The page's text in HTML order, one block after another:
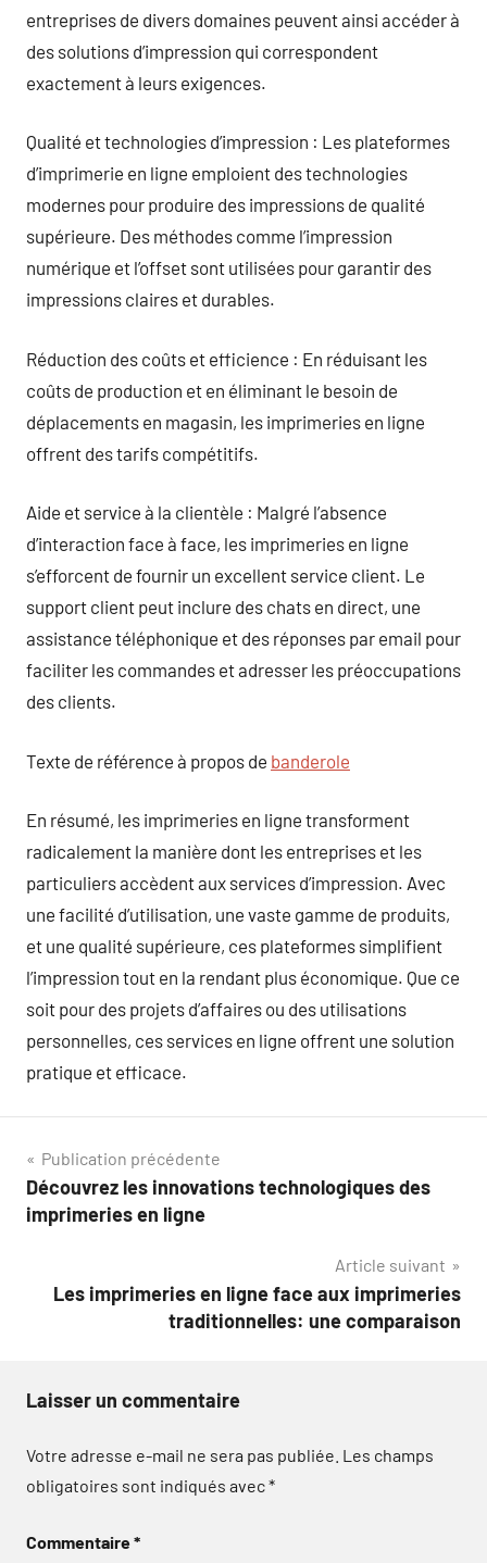
entreprises de divers domaines peuvent ainsi accéder à
des solutions d’impression qui correspondent
exactement à leurs exigences.
Qualité et technologies d’impression : Les plateformes
d’imprimerie en ligne emploient des technologies
modernes pour produire des impressions de qualité
supérieure. Des méthodes comme l’impression
numérique et l’offset sont utilisées pour garantir des
impressions claires et durables.
Réduction des coûts et efficience : En réduisant les
coûts de production et en éliminant le besoin de
déplacements en magasin, les imprimeries en ligne
offrent des tarifs compétitifs.
Aide et service à la clientèle : Malgré l’absence
d’interaction face à face, les imprimeries en ligne
s’efforcent de fournir un excellent service client. Le
support client peut inclure des chats en direct, une
assistance téléphonique et des réponses par email pour
faciliter les commandes et adresser les préoccupations
des clients.
Texte de référence à propos de banderole
En résumé, les imprimeries en ligne transforment
radicalement la manière dont les entreprises et les
particuliers accèdent aux services d’impression. Avec
une facilité d’utilisation, une vaste gamme de produits,
et une qualité supérieure, ces plateformes simplifient
l’impression tout en la rendant plus économique. Que ce
soit pour des projets d’affaires ou des utilisations
personnelles, ces services en ligne offrent une solution
pratique et efficace.
Navigation
de
Publication précédente
Découvrez les innovations technologiques des
imprimeries en ligne
Article suivant
Les imprimeries en ligne face aux imprimeries
traditionnelles: une comparaison
Laisser un commentaire
Votre adresse e-mail ne sera pas publiée. Les champs
obligatoires sont indiqués avec*
Commentaire*